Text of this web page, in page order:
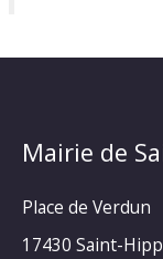
Mairie de
Place de Verdun
17430 Saint-